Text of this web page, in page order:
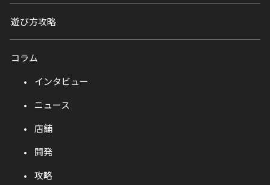
遊び方攻略
コラム
インタビュー
ニュース
店舗
開発
攻略